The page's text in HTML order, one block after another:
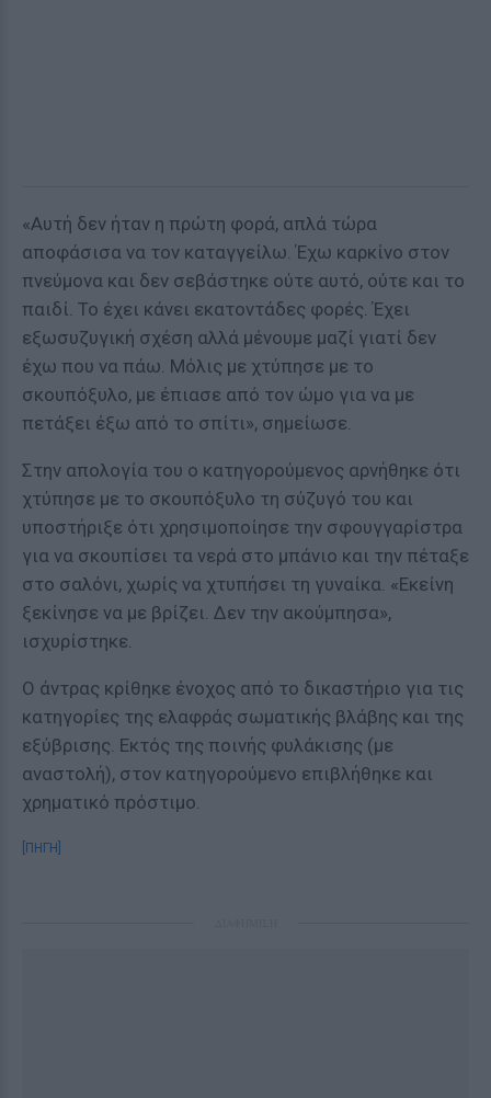
«Αυτή δεν ήταν η πρώτη φορά, απλά τώρα
αποφάσισα να τον καταγγείλω. Έχω καρκίνο στον
πνεύμονα και δεν σεβάστηκε ούτε αυτό, ούτε και το
παιδί. Το έχει κάνει εκατοντάδες φορές. Έχει
εξωσυζυγική σχέση αλλά μένουμε μαζί γιατί δεν
έχω που να πάω. Μόλις με χτύπησε με το
σκουπόξυλο, με έπιασε από τον ώμο για να με
πετάξει έξω από το σπίτι», σημείωσε.
Στην απολογία του ο κατηγορούμενος αρνήθηκε ότι
χτύπησε με το σκουπόξυλο τη σύζυγό του και
υποστήριξε ότι χρησιμοποίησε την σφουγγαρίστρα
για να σκουπίσει τα νερά στο μπάνιο και την πέταξε
στο σαλόνι, χωρίς να χτυπήσει τη γυναίκα. «Εκείνη
ξεκίνησε να με βρίζει. Δεν την ακούμπησα»,
ισχυρίστηκε.
Ο άντρας κρίθηκε ένοχος από το δικαστήριο για τις
κατηγορίες της ελαφράς σωματικής βλάβης και της
εξύβρισης. Εκτός της ποινής φυλάκισης (με
αναστολή), στον κατηγορούμενο επιβλήθηκε και
χρηματικό πρόστιμο.
[ΠΗΓΗ]